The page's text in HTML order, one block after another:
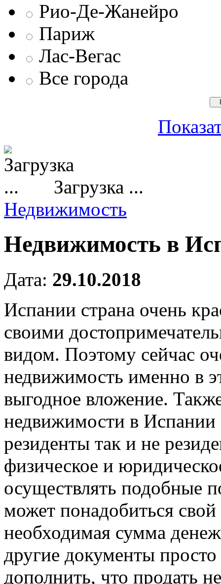
Рио-Де-Жанейро
Париж
Лас-Вегас
Все города
Загрузка ...
Недвижимость
Недвижимость в
Дата: 29.10.2018
Испании страна очень
своими
видом. Поэтому сейчас
недвижимость именно в
выгодное вложение.
недвижимости в Испании
резиденты так и не
физическое и
осуществлять подобные
может понадобиться
необходимая сумма
другие документы
дополнить, что продать